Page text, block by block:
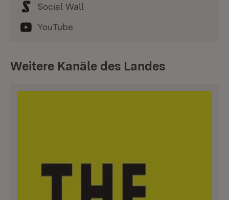
Social Wall
YouTube
Weitere Kanäle des Landes